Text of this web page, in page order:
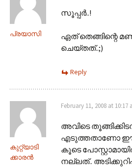
പ്രയാസി
സൂപ്പര്‍..!
ഏത് തെങ്ങിന്റെ
ചെയ്തത്..;)
Reply
കുറ്റ്യാടി
ക്കാരന്‍
February 11, 2008 at 10:17
അവിടെ
എടുത്തതാണോ ഈ
കൂടെ
നല്ലത്‌..